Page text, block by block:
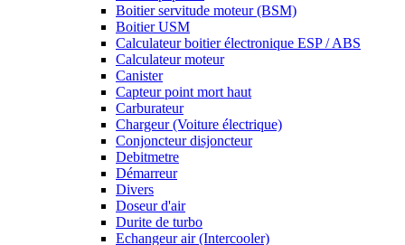
Boitier servitude moteur (BSM)
Boitier USM
Calculateur boitier électronique ESP / ABS
Calculateur moteur
Canister
Capteur point mort haut
Carburateur
Chargeur (Voiture électrique)
Conjoncteur disjoncteur
Debitmetre
Démarreur
Divers
Doseur d'air
Durite de turbo
Echangeur air (Intercooler)